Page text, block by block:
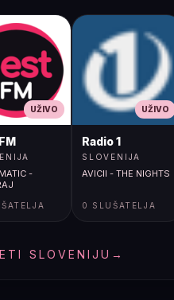
UŽIVO
-
UŽIVO
Radio 1
SLOVENIJA
AVICII - THE NIGHTS
0 SLUŠATELJA
SLOVENIJU →